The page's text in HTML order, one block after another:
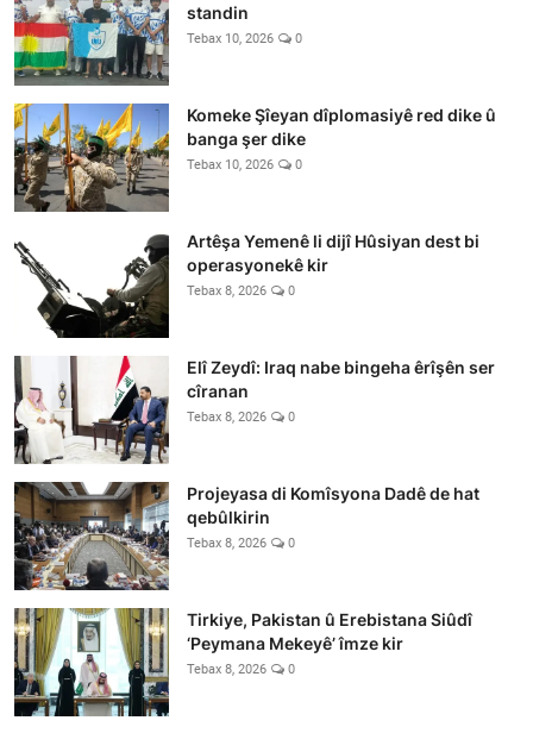
standin
Tebax 10, 2026 0
Komeke Şîeyan dîplomasiyê red dike û
banga şer dike
Tebax 10, 2026 0
Artêşa Yemenê li dijî Hûsiyan dest bi
operasyonekê kir
Tebax 8, 2026 0
Elî Zeydî: Iraq nabe bingeha êrîşên ser
cîranan
Tebax 8, 2026 0
Projeyasa di Komîsyona Dadê de hat
qebûlkirin
Tebax 8, 2026 0
Tirkiye, Pakistan û Erebistana Siûdî
‘Peymana Mekeyê’ îmze kir
Tebax 8, 2026 0